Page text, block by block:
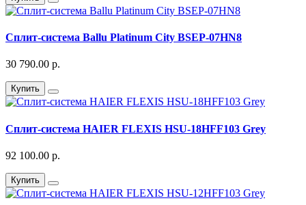
Сплит-система Ballu Platinum City BSEP-07HN8
30 790.00 р.
Купить
Сплит-система HAIER FLEXIS HSU-18HFF103 Grey
92 100.00 р.
Купить